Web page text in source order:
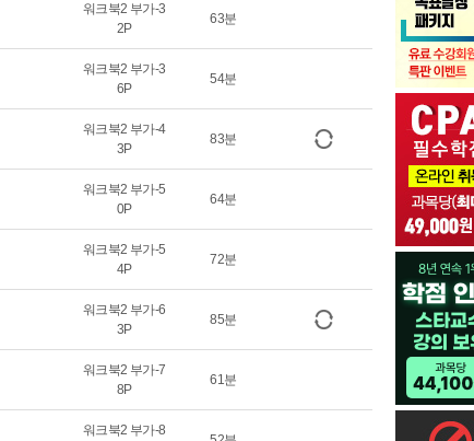
워크북2 부가-3
2P
63분
워크북2 부가-3
6P
54분
워크북2 부가-4
3P
83분
워크북2 부가-5
0P
64분
워크북2 부가-5
4P
72분
워크북2 부가-6
3P
85분
워크북2 부가-7
8P
61분
워크북2 부가-8